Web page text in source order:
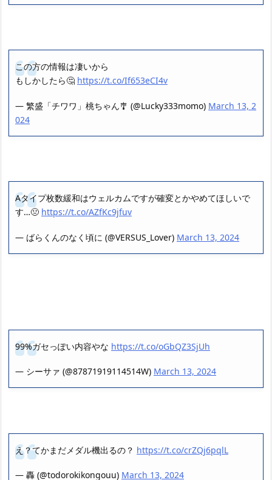
この方の情報は凄いから
もしかしたら🤔 https://t.co/If653eCI4v
— 繁盛「チワワ」桃ちゃん🎐 (@Lucky333momo) March 13, 2
024
Aタイプ枚数緩和はウェルカムですが確変とかやめてほしいで
す…🤢 https://t.co/AZfKc9jfuv
— ばらくんのなく頃に (@VERSUS_Lover) March 13, 2024
99%ガセっぽい内容やな https://t.co/oGbQZ3SjUh
— シーサァ (@87871919114514W) March 13, 2024
え？てかまだメダル機出るの？ https://t.co/crZQj6pqlL
— 轟 (@todorokikongouu) March 13, 2024